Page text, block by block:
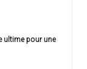
ultime pour une